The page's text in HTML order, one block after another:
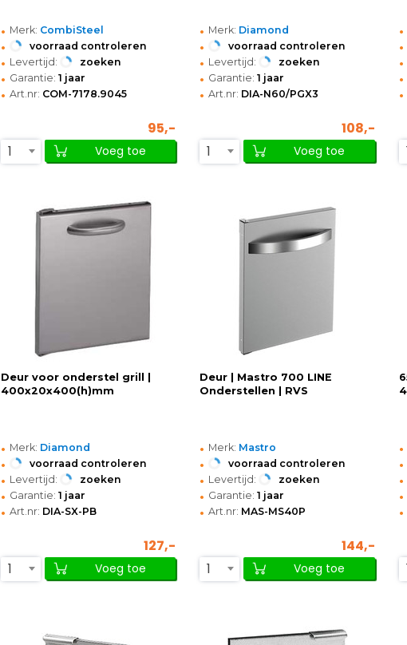
• Merk: CombiSteel
• voorraad controleren
• Levertijd: zoeken
• Garantie: 1 jaar
• Art.nr: COM-7178.9045
95,-
1
Voeg toe
• Merk: Diamond
• voorraad controleren
• Levertijd: zoeken
• Garantie: 1 jaar
• Art.nr: DIA-N60/PGX3
108,-
1
Voeg toe
•
•
•
•
•
Deur voor onderstel grill |
400x20x400(h)mm
• Merk: Diamond
• voorraad controleren
• Levertijd: zoeken
• Garantie: 1 jaar
• Art.nr: DIA-SX-PB
127,-
1
Voeg toe
Deur | Mastro 700 LINE
Onderstellen | RVS
• Merk: Mastro
• voorraad controleren
• Levertijd: zoeken
• Garantie: 1 jaar
• Art.nr: MAS-MS40P
144,-
1
Voeg toe
•
•
•
•
•